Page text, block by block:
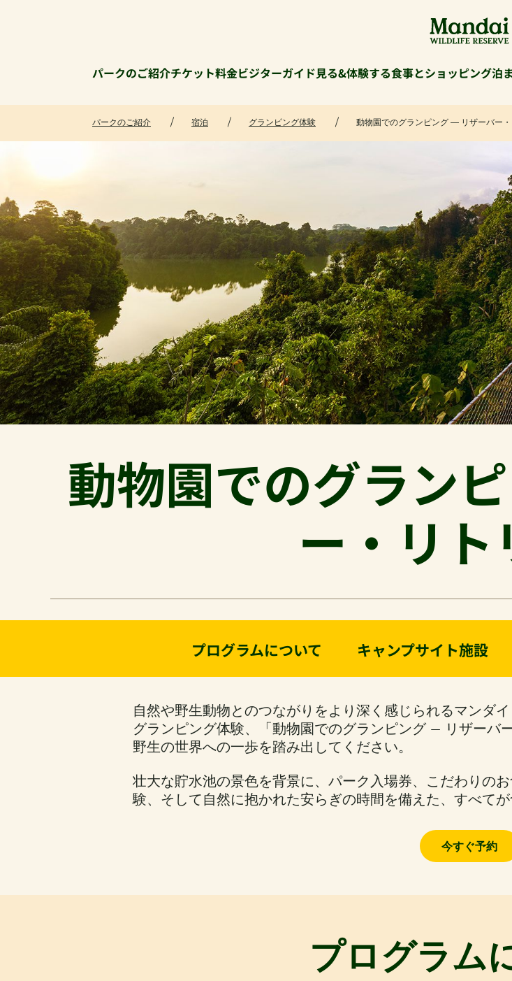
パークのご紹介チケット料金ビジターガイド見る&体験する食事とショッピング泊
パークのご紹介 宿泊 グランピング体験 動物園でのグランピング ― リザーバー・
動物園でのグラン
ー・リト
プログラムについて キャンプサイト施設
自然や野生動物とのつながりをより深く感じられるマンダ
グランピング体験、「動物園でのグランピング ― リザーバ
野生の世界への一歩を踏み出してください。
壮大な貯水池の景色を背景に、パーク入場券、こだわりの
験、そして自然に抱かれた安らぎの時間を備えた、すべて
今すぐ予約
プログラム